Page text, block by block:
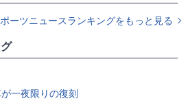
ーツニュースランキングをもっと見る
一夜限りの復刻